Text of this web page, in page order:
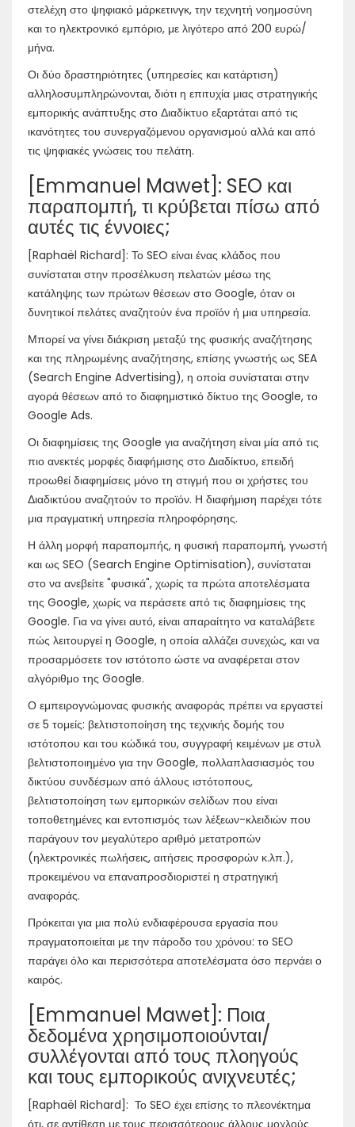
στελέχη στο ψηφιακό μάρκετινγκ, την τεχνητή νοημοσύνη
και το ηλεκτρονικό εμπόριο, με λιγότερο από 200 ευρώ/
μήνα.
Οι δύο δραστηριότητες (υπηρεσίες και κατάρτιση)
αλληλοσυμπληρώνονται, διότι η επιτυχία μιας στρατηγικής
εμπορικής ανάπτυξης στο Διαδίκτυο εξαρτάται από τις
ικανότητες του συνεργαζόμενου οργανισμού αλλά και από
τις ψηφιακές γνώσεις του πελάτη.
[Emmanuel Mawet]: SEO και
παραπομπή, τι κρύβεται πίσω από
αυτές τις έννοιες;
[Raphaël Richard]: Το SEO είναι ένας κλάδος που
συνίσταται στην προσέλκυση πελατών μέσω της
κατάληψης των πρώτων θέσεων στο Google, όταν οι
δυνητικοί πελάτες αναζητούν ένα προϊόν ή μια υπηρεσία.
Μπορεί να γίνει διάκριση μεταξύ της φυσικής αναζήτησης
και της πληρωμένης αναζήτησης, επίσης γνωστής ως SEA
(Search Engine Advertising), η οποία συνίσταται στην
αγορά θέσεων από το διαφημιστικό δίκτυο της Google, το
Google Ads.
Οι διαφημίσεις της Google για αναζήτηση είναι μία από τις
πιο ανεκτές μορφές διαφήμισης στο Διαδίκτυο, επειδή
προωθεί διαφημίσεις μόνο τη στιγμή που οι χρήστες του
Διαδικτύου αναζητούν το προϊόν. Η διαφήμιση παρέχει τότε
μια πραγματική υπηρεσία πληροφόρησης.
Η άλλη μορφή παραπομπής, η φυσική παραπομπή, γνωστή
και ως SEO (Search Engine Optimisation), συνίσταται
στο να ανεβείτε "φυσικά", χωρίς τα πρώτα αποτελέσματα
της Google, χωρίς να περάσετε από τις διαφημίσεις της
Google. Για να γίνει αυτό, είναι απαραίτητο να καταλάβετε
πώς λειτουργεί η Google, η οποία αλλάζει συνεχώς, και να
προσαρμόσετε τον ιστότοπο ώστε να αναφέρεται στον
αλγόριθμο της Google.
Ο εμπειρογνώμονας φυσικής αναφοράς πρέπει να εργαστεί
σε 5 τομείς: βελτιστοποίηση της τεχνικής δομής του
ιστότοπου και του κώδικά του, συγγραφή κειμένων με στυλ
βελτιστοποιημένο για την Google, πολλαπλασιασμός του
δικτύου συνδέσμων από άλλους ιστότοπους,
βελτιστοποίηση των εμπορικών σελίδων που είναι
τοποθετημένες και εντοπισμός των λέξεων-κλειδιών που
παράγουν τον μεγαλύτερο αριθμό μετατροπών
(ηλεκτρονικές πωλήσεις, αιτήσεις προσφορών κ.λπ.),
προκειμένου να επαναπροσδιοριστεί η στρατηγική
αναφοράς.
Πρόκειται για μια πολύ ενδιαφέρουσα εργασία που
πραγματοποιείται με την πάροδο του χρόνου: το SEO
παράγει όλο και περισσότερα αποτελέσματα όσο περνάει ο
καιρός.
[Emmanuel Mawet]: Ποια
δεδομένα χρησιμοποιούνται/
συλλέγονται από τους πλοηγούς
και τους εμπορικούς ανιχνευτές;
[Raphaël Richard]: Το SEO έχει επίσης το πλεονέκτημα
ότι, σε αντίθεση με τους περισσότερους άλλους μοχλούς